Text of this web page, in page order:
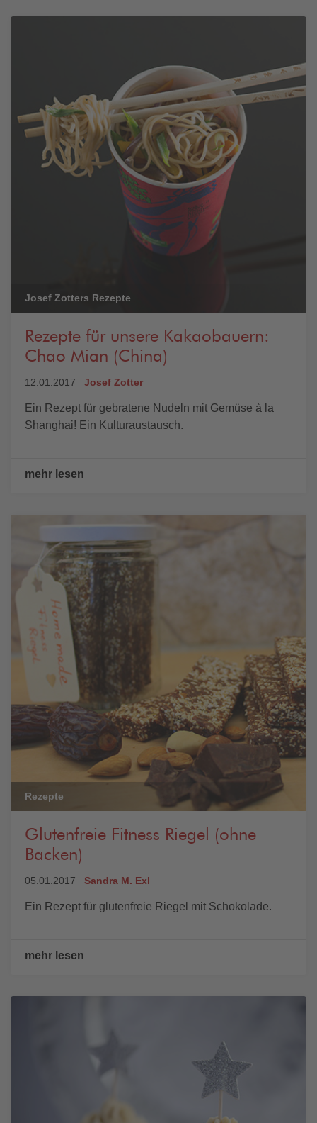
Josef Zotters Rezepte
Rezepte für unsere Kakaobauern:
Chao Mian (China)
12.01.2017 Josef Zotter
Ein Rezept für gebratene Nudeln mit Gemüse à la
Shanghai! Ein Kulturaustausch.
mehr lesen
Rezepte
Glutenfreie Fitness Riegel (ohne
Backen)
05.01.2017 Sandra M. Exl
Ein Rezept für glutenfreie Riegel mit Schokolade.
mehr lesen